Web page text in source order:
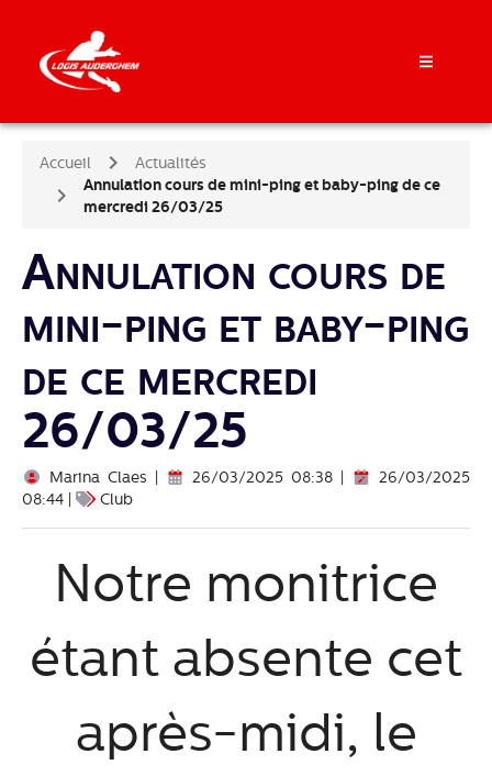
Accueil
Actualités
Annulation cours de mini-ping et baby-ping de ce
mercredi 26/03/25
Annulation cours de
mini-ping et baby-ping
de ce mercredi
26/03/25
Marina Claes | 26/03/2025 08:38 |
26/03/2025
08:44 |
Club
Notre monitrice
étant absente cet
après-midi, le